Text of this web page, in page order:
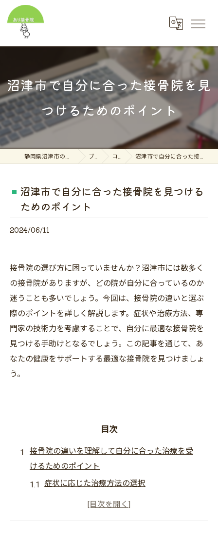
沼津市で自分に合った接骨院を見
つけるためのポイント
静岡県沼津市の接骨院ならあり接骨院 ブログ コラム 沼津市で自分に合った接骨院を見つけるためのポイント
沼津市で自分に合った接骨院を見つける
ためのポイント
2024/06/11
接骨院の選び方に困っていませんか？沼津市には数多く
の接骨院がありますが、どの院が自分に合っているのか
迷うことも多いでしょう。今回は、接骨院の違いと選ぶ
際のポイントを詳しく解説します。症状や治療方法、専
門家の技術力を考慮することで、自分に最適な接骨院を
見つける手助けとなるでしょう。この記事を通じて、あ
なたの健康をサポートする最適な接骨院を見つけましょ
う。
目次
接骨院の違いを理解して自分に合った治療を受
けるためのポイント
症状に応じた治療方法の選択
接骨院で提供される主な治療法の紹介